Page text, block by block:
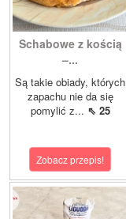
Schabowe z kością
–...
Są takie obiady, których
zapachu nie da się
pomylić z... ⇖ 25
Zobacz przepis!